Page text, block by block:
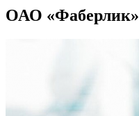
ОАО «Фаберлик»